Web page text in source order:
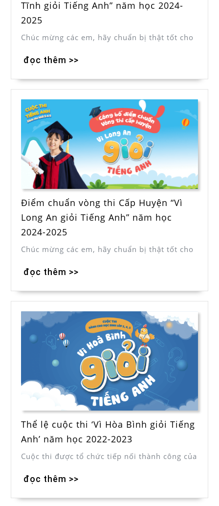
Tĩnh giỏi Tiếng Anh” năm học 2024-
2025
Chúc mừng các em, hãy chuẩn bị thật tốt cho
đọc thêm >>
Điểm chuẩn vòng thi Cấp Huyện “Vì
Long An giỏi Tiếng Anh” năm học
2024-2025
Chúc mừng các em, hãy chuẩn bị thật tốt cho
đọc thêm >>
Thể lệ cuộc thi ‘Vì Hòa Bình giỏi Tiếng
Anh’ năm học 2022-2023
Cuộc thi được tổ chức tiếp nối thành công của
đọc thêm >>